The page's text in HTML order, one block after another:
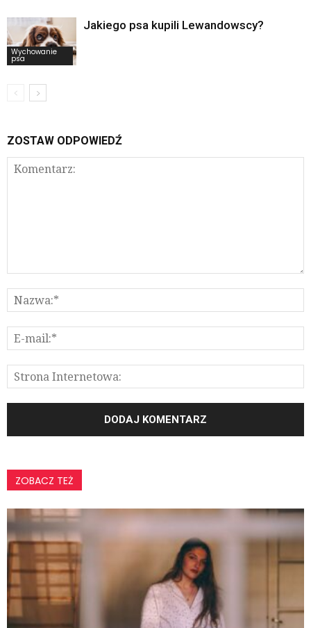
Wychowanie
psa
Jakiego psa kupili Lewandowscy?
ZOSTAW ODPOWIEDŹ
ZOBACZ TEŻ